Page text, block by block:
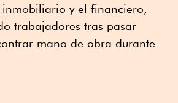
inmobiliario y el financiero,
trabajadores tras pasar
mano de obra durante